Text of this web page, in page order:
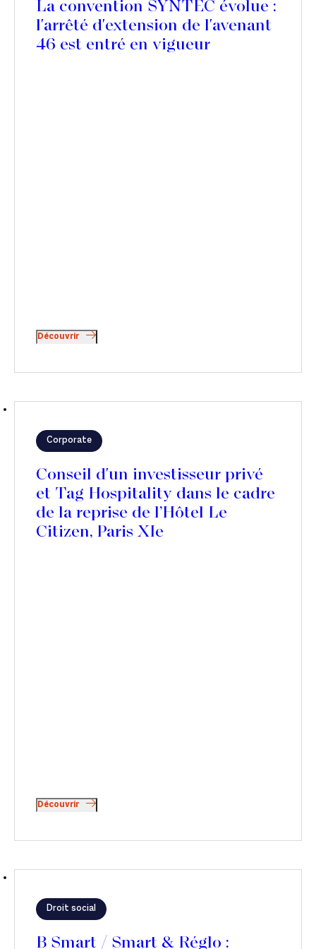
La convention SYNTEC évolue :
l'arrêté d'extension de l'avenant
46 est entré en vigueur
Découvrir
Corporate
Conseil d'un investisseur privé
et Tag Hospitality dans le cadre
de la reprise de l’Hôtel Le
Citizen, Paris XIe
Découvrir
Droit social
B Smart / Smart & Réglo :